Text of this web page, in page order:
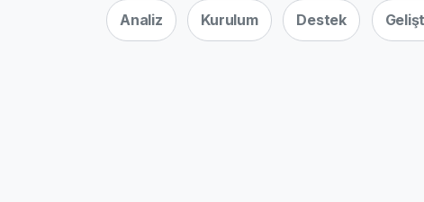
Analiz Kurulum Destek